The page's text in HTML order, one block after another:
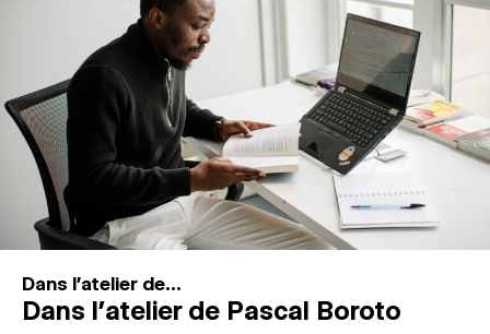
Dans l'atelier de...
Dans l’atelier de Pascal Boroto